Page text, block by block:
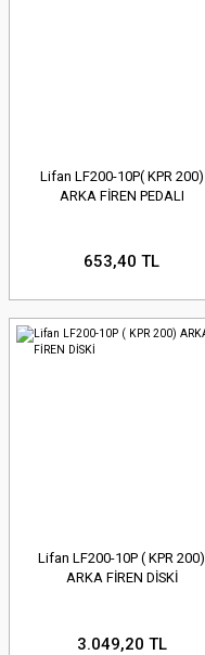
Lifan LF200-10P( KPR 200)
ARKA FİREN PEDALI
653,40 TL
Lifan LF200-10P ( KPR 200)
ARKA FİREN DİSKİ
3.049,20 TL